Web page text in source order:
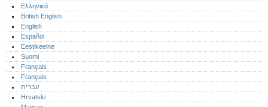
Ελληνικά
British English
English
Español
Eestikeelne
Suomi
Français
Français
עברית
Hrvatski